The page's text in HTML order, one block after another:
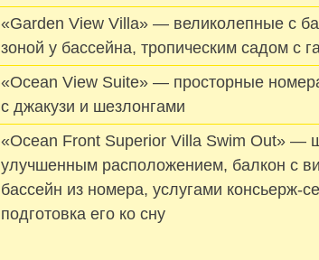
«Garden View Villa» — великолепные с
зоной у бассейна, тропическим садом с
«Ocean View Suite» — просторные
с джакузи и шезлонгами
«Ocean Front Superior Villa Swim Out» —
улучшенным расположением, балкон с
бассейн из номера, услугами консьерж-
подготовка его ко сну